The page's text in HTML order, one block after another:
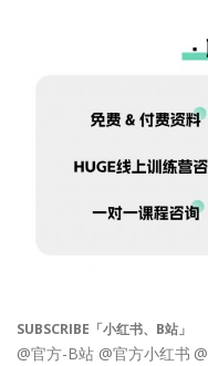
SUBSCRIBE「小红书、B站」
@官方-B站 @官方小红书